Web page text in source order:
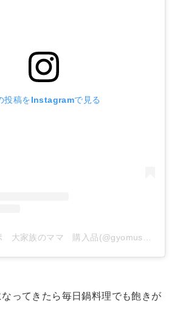
投稿をInstagramで見る
業務スーパーレポ 大家族のママ 購入品(@gyomusuper_love)がシェアした投稿
ってきたら毎日鍋料理でも飽きが